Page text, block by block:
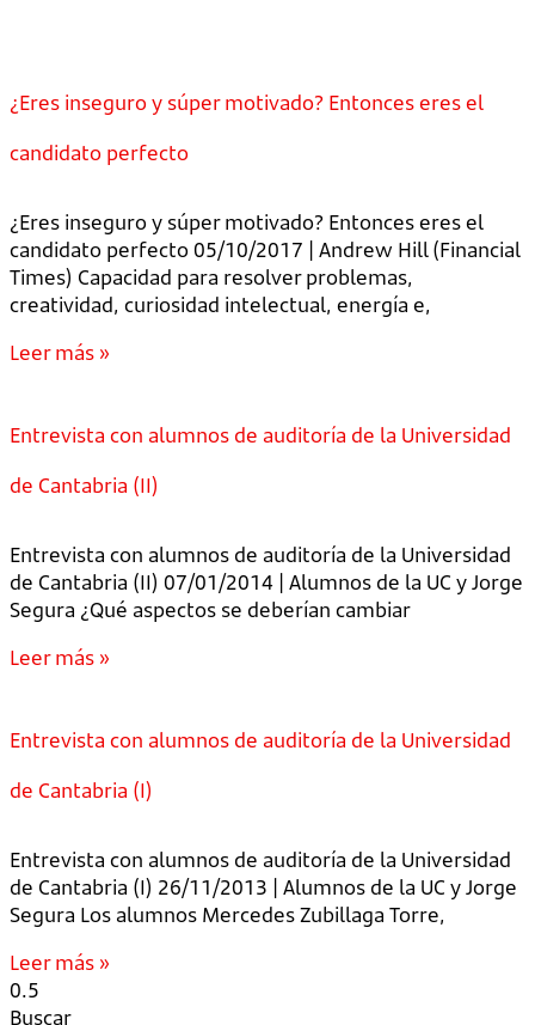
¿Eres inseguro y súper motivado? Entonces eres el
candidato perfecto
¿Eres inseguro y súper motivado? Entonces eres el
candidato perfecto 05/10/2017 | Andrew Hill (Financial
Times) Capacidad para resolver problemas,
creatividad, curiosidad intelectual, energía e,
Leer más »
Entrevista con alumnos de auditoría de la Universidad
de Cantabria (II)
Entrevista con alumnos de auditoría de la Universidad
de Cantabria (II) 07/01/2014 | Alumnos de la UC y Jorge
Segura ¿Qué aspectos se deberían cambiar
Leer más »
Entrevista con alumnos de auditoría de la Universidad
de Cantabria (I)
Entrevista con alumnos de auditoría de la Universidad
de Cantabria (I) 26/11/2013 | Alumnos de la UC y Jorge
Segura Los alumnos Mercedes Zubillaga Torre,
Leer más »
Buscar